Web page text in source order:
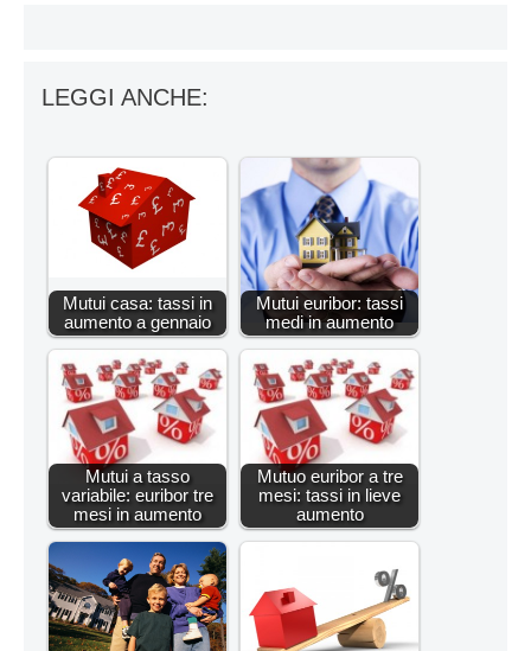
LEGGI ANCHE:
Mutui casa: tassi in
aumento a gennaio
Mutui euribor: tassi
medi in aumento
Mutui a tasso
variabile: euribor tre
mesi in aumento
Mutuo euribor a tre
mesi: tassi in lieve
aumento